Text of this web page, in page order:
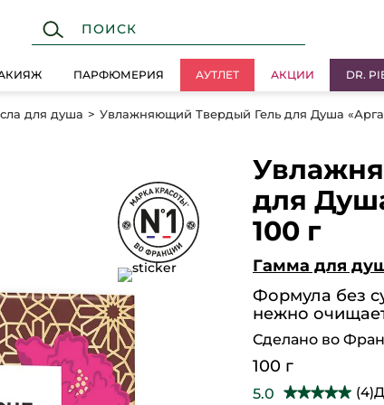
ПАРФЮМЕРИЯ АУТЛЕТ АКЦИИ DR.
для душа Увлажняющий Твердый Гель для Душа
для
100 г
Гамма для
Формула без
нежно
Сделано во
100 г
5.0 ★★★★★
★★★★★ (4)